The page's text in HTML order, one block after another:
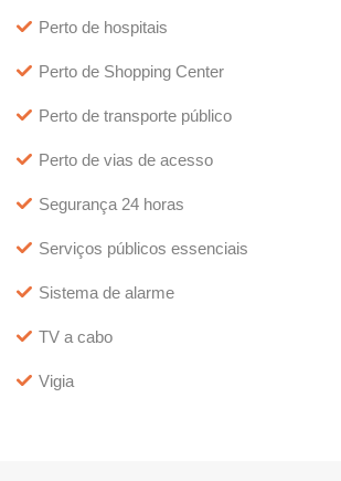
Perto de hospitais
Perto de Shopping Center
Perto de transporte público
Perto de vias de acesso
Segurança 24 horas
Serviços públicos essenciais
Sistema de alarme
TV a cabo
Vigia